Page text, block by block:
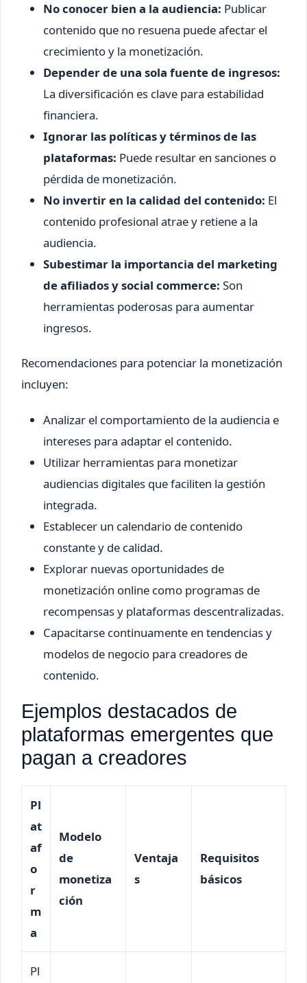
No conocer bien a la audiencia: Publicar
contenido que no resuena puede afectar el
crecimiento y la monetización.
Depender de una sola fuente de ingresos:
La diversificación es clave para estabilidad
financiera.
Ignorar las políticas y términos de las
plataformas: Puede resultar en sanciones o
pérdida de monetización.
No invertir en la calidad del contenido: El
contenido profesional atrae y retiene a la
audiencia.
Subestimar la importancia del marketing
de afiliados y social commerce: Son
herramientas poderosas para aumentar
ingresos.
Recomendaciones para potenciar la monetización
incluyen:
Analizar el comportamiento de la audiencia e
intereses para adaptar el contenido.
Utilizar herramientas para monetizar
audiencias digitales que faciliten la gestión
integrada.
Establecer un calendario de contenido
constante y de calidad.
Explorar nuevas oportunidades de
monetización online como programas de
recompensas y plataformas descentralizadas.
Capacitarse continuamente en tendencias y
modelos de negocio para creadores de
contenido.
Ejemplos destacados de
plataformas emergentes que
pagan a creadores
Pl
at
af
o
r
m
a
Modelo
de
monetiza
ción
Ventaja
s
Requisitos
básicos
Pl